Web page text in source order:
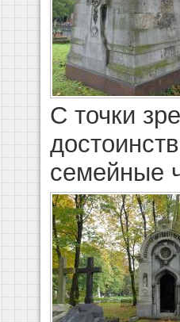
С точки
семейные